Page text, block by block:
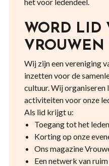
WORD LID
Wij zijn een vereniging
inzetten voor de
cultuur. Wij organiseren
activiteiten voor onze
Als lid krijgt u:
Toegang tot het
Korting op onze
Ons magazine
Een netwerk van